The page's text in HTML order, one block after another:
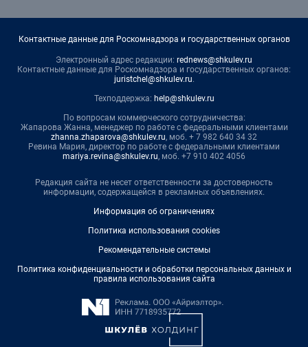
Контактные данные для Роскомнадзора и государственных органов
Электронный адрес редакции: rednews@shkulev.ru
Контактные данные для Роскомнадзора и государственных органов:
juristchel@shkulev.ru.
Техподдержка: help@shkulev.ru
По вопросам коммерческого сотрудничества:
Жапарова Жанна, менеджер по работе с федеральными клиентами
zhanna.zhaparova@shkulev.ru, моб. + 7 982 640 34 32
Ревина Мария, директор по работе с федеральными клиентами
mariya.revina@shkulev.ru, моб. +7 910 402 4056
Редакция сайта не несет ответственности за достоверность
информации, содержащейся в рекламных объявлениях.
Информация об ограничениях
Политика использования cookies
Рекомендательные системы
Политика конфиденциальности и обработки персональных данных и
правила использования сайта